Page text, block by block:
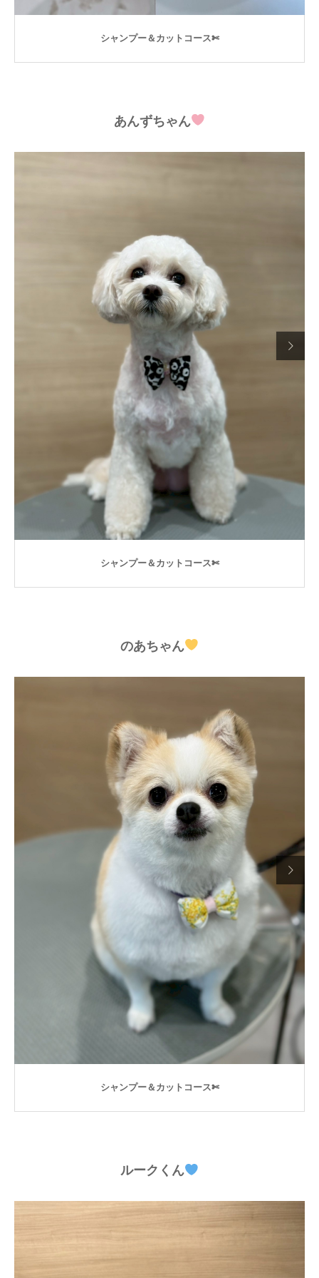
シャンプー＆カットコース✄
あんずちゃん

シャンプー＆カットコース✄
のあちゃん

シャンプー＆カットコース✄
ルークくん